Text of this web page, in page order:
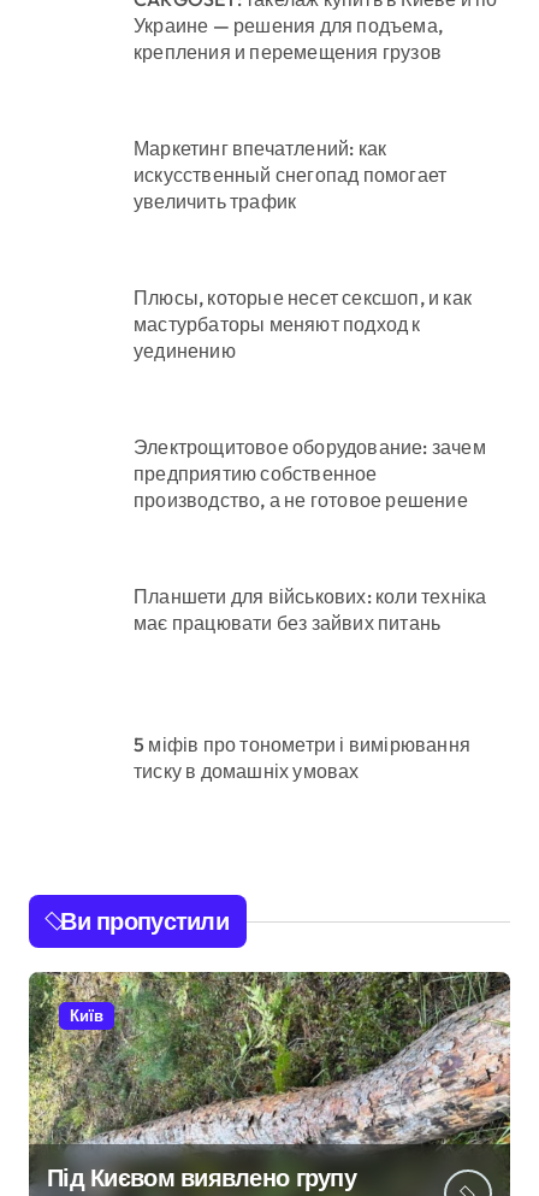
Украине — решения для подъема,
крепления и перемещения грузов
Маркетинг впечатлений: как
искусственный снегопад помогает
увеличить трафик
Плюсы, которые несет сексшоп, и как
мастурбаторы меняют подход к
уединению
Электрощитовое оборудование: зачем
предприятию собственное
производство, а не готовое решение
Планшети для військових: коли техніка
має працювати без зайвих питань
5 міфів про тонометри і вимірювання
тиску в домашніх умовах
Ви пропустили
Київ
Під Києвом виявлено групу